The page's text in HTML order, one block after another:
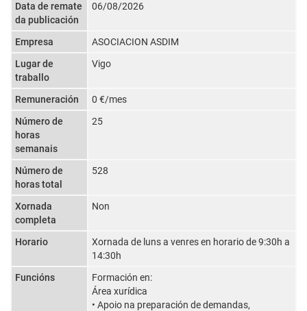
Data de remate
da publicación
06/08/2026
Empresa
ASOCIACION ASDIM
Lugar de
traballo
Vigo
Remuneración
0 €/mes
Número de
horas
semanais
25
Número de
horas total
528
Xornada
completa
Non
Horario
Xornada de luns a venres en horario de 9:30h a
14:30h
Funcións
Formación en:
Área xurídica
• Apoio na preparación de demandas,